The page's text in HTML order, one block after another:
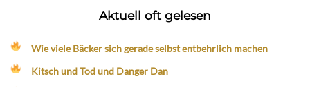
Aktuell oft gelesen
Wie viele Bäcker sich gerade selbst entbehrlich machen
Kitsch und Tod und Danger Dan